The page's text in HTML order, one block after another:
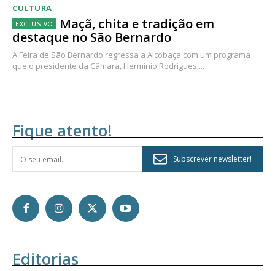
CULTURA
Maçã, chita e tradição em
destaque no São Bernardo
A Feira de São Bernardo regressa a Alcobaça com um programa
que o presidente da Câmara, Hermínio Rodrigues,...
Fique atento!
Subscrever newsletter!
Editorias